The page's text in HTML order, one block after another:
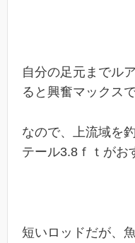
自分の足元までル
ると興奮マックスで
なので、上流域を
テール3.8ｆｔがお
短いロッドだが、